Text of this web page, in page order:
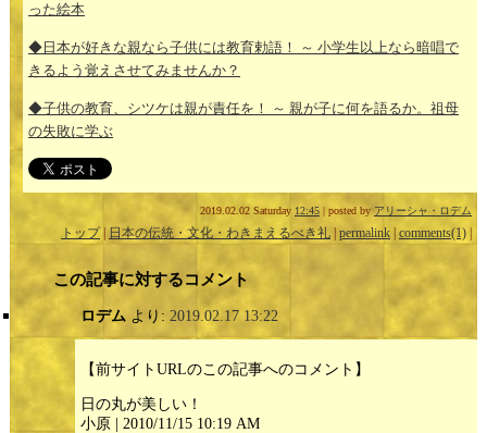
った絵本
◆日本が好きな親なら子供には教育勅語！ ～ 小学生以上なら暗唱で
きるよう覚えさせてみませんか？
◆子供の教育、シツケは親が責任を！ ～ 親が子に何を語るか。祖母
の失敗に学ぶ
2019.02.02 Saturday 12:45 | posted by アリーシャ・ロデム
トップ| 日本の伝統・文化・わきまえるべき礼 permalink comments(1)
この記事に対するコメント
ロデム より: 2019.02.17 13:22
【前サイトURLのこの記事へのコメント】
日の丸が美しい！
小原 | 2010/11/15 10:19 AM